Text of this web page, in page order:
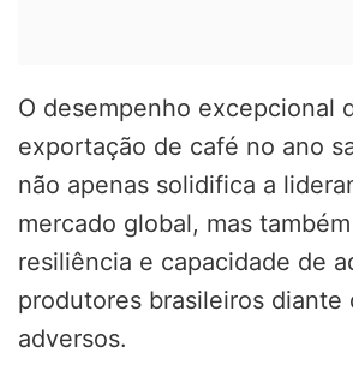
O desempenho excepcional
exportação de café no ano
não apenas solidifica a
mercado global, mas
resiliência e capacidade de
produtores brasileiros diante
adversos.